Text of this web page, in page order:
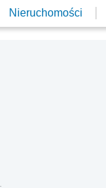
Nieruchomości